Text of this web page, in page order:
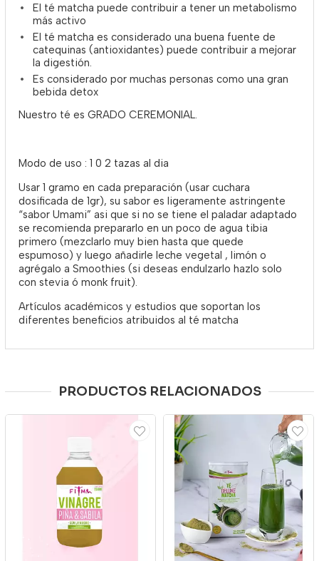
El té matcha puede contribuir a tener un metabolismo
más activo
El té matcha es considerado una buena fuente de
catequinas (antioxidantes) puede contribuir a mejorar
la digestión.
Es considerado por muchas personas como una gran
bebida detox
Nuestro té es GRADO CEREMONIAL.
Modo de uso : 1 0 2 tazas al dia
Usar 1 gramo en cada preparación (usar cuchara
dosificada de 1gr), su sabor es ligeramente astringente
“sabor Umami” asi que si no se tiene el paladar adaptado
se recomienda prepararlo en un poco de agua tibia
primero (mezclarlo muy bien hasta que quede
espumoso) y luego añadirle leche vegetal , limón o
agrégalo a Smoothies (si deseas endulzarlo hazlo solo
con stevia ó monk fruit).
Artículos académicos y estudios que soportan los
diferentes beneficios atribuidos al té matcha
PRODUCTOS RELACIONADOS